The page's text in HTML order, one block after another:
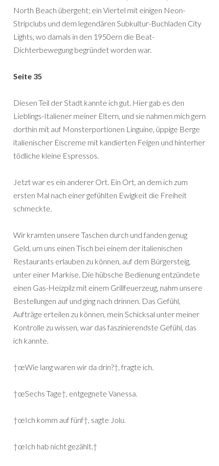
North Beach übergeht; ein Viertel mit einigen Neon-
Stripclubs und dem legendären Subkultur-Buchladen City
Lights, wo damals in den 1950ern die Beat-
Dichterbewegung begründet worden war.
Seite 35
Diesen Teil der Stadt kannte ich gut. Hier gab es den
Lieblings-Italiener meiner Eltern, und sie nahmen mich gern
dorthin mit auf Monsterportionen Linguine, üppige Berge
italienischer Eiscreme mit kandierten Feigen und hinterher
tödliche kleine Espressos.
Jetzt war es ein anderer Ort. Ein Ort, an dem ich zum
ersten Mal nach einer gefühlten Ewigkeit die Freiheit
schmeckte.
Wir kramten unsere Taschen durch und fanden genug
Geld, um uns einen Tisch bei einem der italienischen
Restaurants erlauben zu können, auf dem Bürgersteig,
unter einer Markise. Die hübsche Bedienung entzündete
einen Gas-Heizpilz mit einem Grillfeuerzeug, nahm unsere
Bestellungen auf und ging nach drinnen. Das Gefühl,
Aufträge erteilen zu können, mein Schicksal unter meiner
Kontrolle zu wissen, war das faszinierendste Gefühl, das
ich kannte.
†œWie lang waren wir da drin?†, fragte ich.
†œSechs Tage†, entgegnete Vanessa.
†œIch komm auf fünf†, sagte Jolu.
†œIch hab nicht gezählt.†